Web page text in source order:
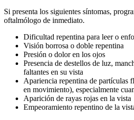
Si presenta los siguientes síntomas,
oftalmólogo de inmediato.
Dificultad repentina para leer o
Visión borrosa o doble repentina
Presión o dolor en los ojos
Presencia de destellos de luz,
faltantes en su vista
Apariencia repentina de partículas
en movimiento), especialmente
Aparición de rayas rojas en la vista
Empeoramiento repentino de la